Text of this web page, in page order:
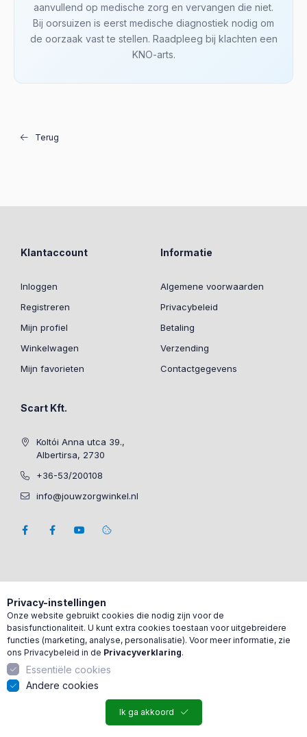
aanvullend op medische zorg en vervangen die niet.
Bij oorsuizen is eerst medische diagnostiek nodig om
de oorzaak vast te stellen. Raadpleeg bij klachten een
KNO-arts.
Terug
Klantaccount
Inloggen
Registreren
Mijn profiel
Winkelwagen
Mijn favorieten
Informatie
Algemene voorwaarden
Privacybeleid
Betaling
Verzending
Contactgegevens
Scart Kft.
Koltói Anna utca 39.,
Albertirsa, 2730
+36-53/200108
info@jouwzorgwinkel.nl
Privacy-instellingen
Onze website gebruikt cookies die nodig zijn voor de
basisfunctionaliteit. U kunt extra cookies toestaan voor uitgebreidere
functies (marketing, analyse, personalisatie). Voor meer informatie, zie
ons Privacybeleid in de Privacyverklaring.
Essentiële cookies
Andere cookies
Ik ga akkoord